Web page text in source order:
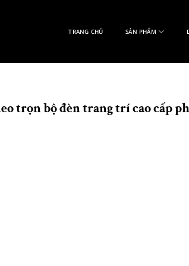
TRANG CHỦ SẢN PHẨM
trọn bộ đèn trang trí cao cấp